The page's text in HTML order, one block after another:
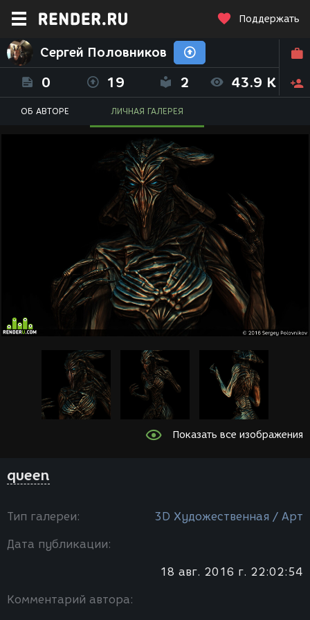
Поддержать
Сергей Половников
0 19 2 43.9 K
ОБ АВТОРЕ ЛИЧНАЯ ГАЛЕРЕЯ
Показать все изображения
queen
Тип галереи: 3D Художественная / Арт
Дата публикации:
18 авг. 2016 г. 22:02:54
Комментарий автора: